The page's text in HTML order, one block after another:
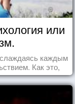
или
каждым
Как это,
примерах.